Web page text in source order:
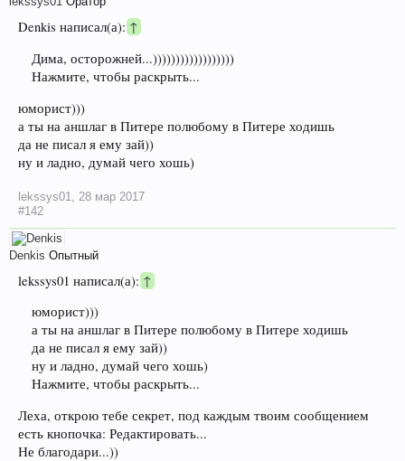
Denkis написал(а): ↑
Дима, осторожней...))))))))))))))))))
Нажмите, чтобы раскрыть...
юморист)))
а ты на аншлаг в Питере полюбому в Питере ходишь
да не писал я ему зай))
ну и ладно, думай чего хошь)
lekssys01
28 мар 2017
#142
Denkis Опытный
lekssys01 написал(а):↑
юморист)))
а ты на аншлаг в Питере полюбому в Питере ходишь
да не писал я ему зай))
ну и ладно, думай чего хошь)
Нажмите, чтобы раскрыть...
Леха, открою тебе секрет, под каждым твоим сообщением
есть кнопочка: Редактировать...
Не благодари...))